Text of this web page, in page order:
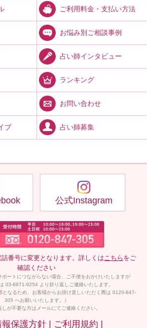
ご利用料金・支払い方法
お悩み別ご相談事例
占い師インタビュー
ランキング
お問い合わせ
ブ 占い師募集
公式Instagram
番号に変更となります。詳しくは こちら をご
確認ください
ートにつながらない場合、ご不便をおかけいたしますが
03-6671-9254 より折り返しご連絡いたします。
となるため、お客様からお掛け直しいただく際は 0120-847-
305 へお願いいたします。）
しが不要な方はメールにてご連絡ください。
保護方針 | ご利用規約 |